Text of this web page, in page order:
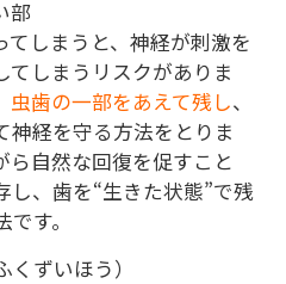
部
しまうと、神経が刺激を
てしまうリスクがありま
虫歯の一部をあえて残し、
神経を守る方法をとりま
ら自然な回復を促すこと
し、歯を“生きた状態”で残
す。
ずいほう）